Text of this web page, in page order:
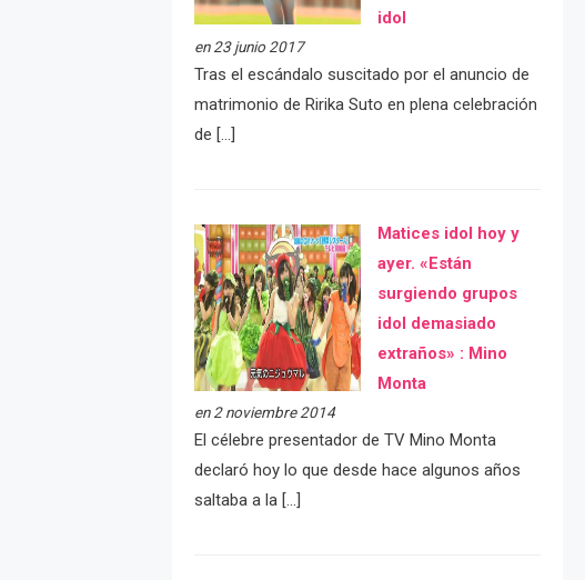
idol
en 23 junio 2017
Tras el escándalo suscitado por el anuncio de
matrimonio de Ririka Suto en plena celebración
de […]
Matices idol hoy y
ayer. «Están
surgiendo grupos
idol demasiado
extraños» : Mino
Monta
en 2 noviembre 2014
El célebre presentador de TV Mino Monta
declaró hoy lo que desde hace algunos años
saltaba a la […]